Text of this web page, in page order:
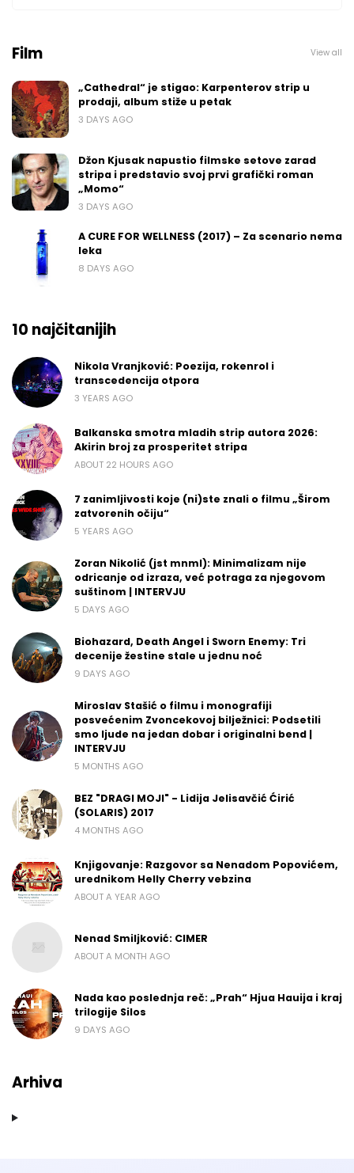
Film View all
„Cathedral“ je stigao: Karpenterov strip u
prodaji, album stiže u petak
3 DAYS AGO
Džon Kjusak napustio filmske setove zarad
stripa i predstavio svoj prvi grafički roman
„Momo“
3 DAYS AGO
A CURE FOR WELLNESS (2017) – Za scenario nema
leka
8 DAYS AGO
10 najčitanijih
Nikola Vranjković: Poezija, rokenrol i
transcedencija otpora
3 YEARS AGO
Balkanska smotra mladih strip autora 2026:
Akirin broj za prosperitet stripa
ABOUT 22 HOURS AGO
7 zanimljivosti koje (ni)ste znali o filmu „Širom
zatvorenih očiju“
5 YEARS AGO
Zoran Nikolić (jst mnml): Minimalizam nije
odricanje od izraza, već potraga za njegovom
suštinom | INTERVJU
5 DAYS AGO
Biohazard, Death Angel i Sworn Enemy: Tri
decenije žestine stale u jednu noć
9 DAYS AGO
Miroslav Stašić o filmu i monografiji
posvećenim Zvoncekovoj bilježnici: Podsetili
smo ljude na jedan dobar i originalni bend |
INTERVJU
5 MONTHS AGO
BEZ "DRAGI MOJI" - Lidija Jelisavčić Ćirić
(SOLARIS) 2017
4 MONTHS AGO
Knjigovanje: Razgovor sa Nenadom Popovićem,
urednikom Helly Cherry vebzina
ABOUT A YEAR AGO
Nenad Smiljković: CIMER
ABOUT A MONTH AGO
Nada kao poslednja reč: „Prah“ Hjua Hauija i kraj
trilogije Silos
9 DAYS AGO
Arhiva